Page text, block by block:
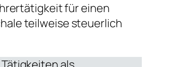
für einen
teilweise steuerlich